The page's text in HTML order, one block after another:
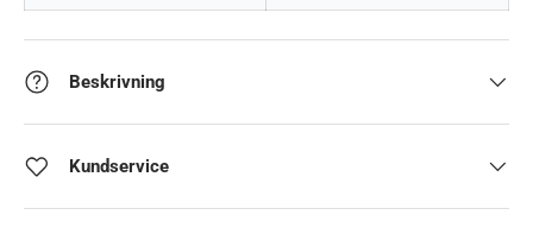
Beskrivning
Kundservice